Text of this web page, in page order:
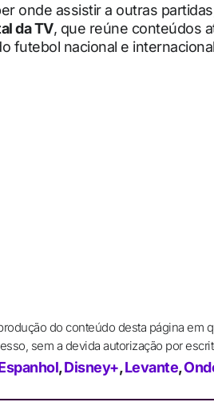
onde assistir a outras
da TV, que reúne conteúdos
futebol nacional e
do conteúdo desta página em
sem a devida autorização por
,Disney+,Levante,